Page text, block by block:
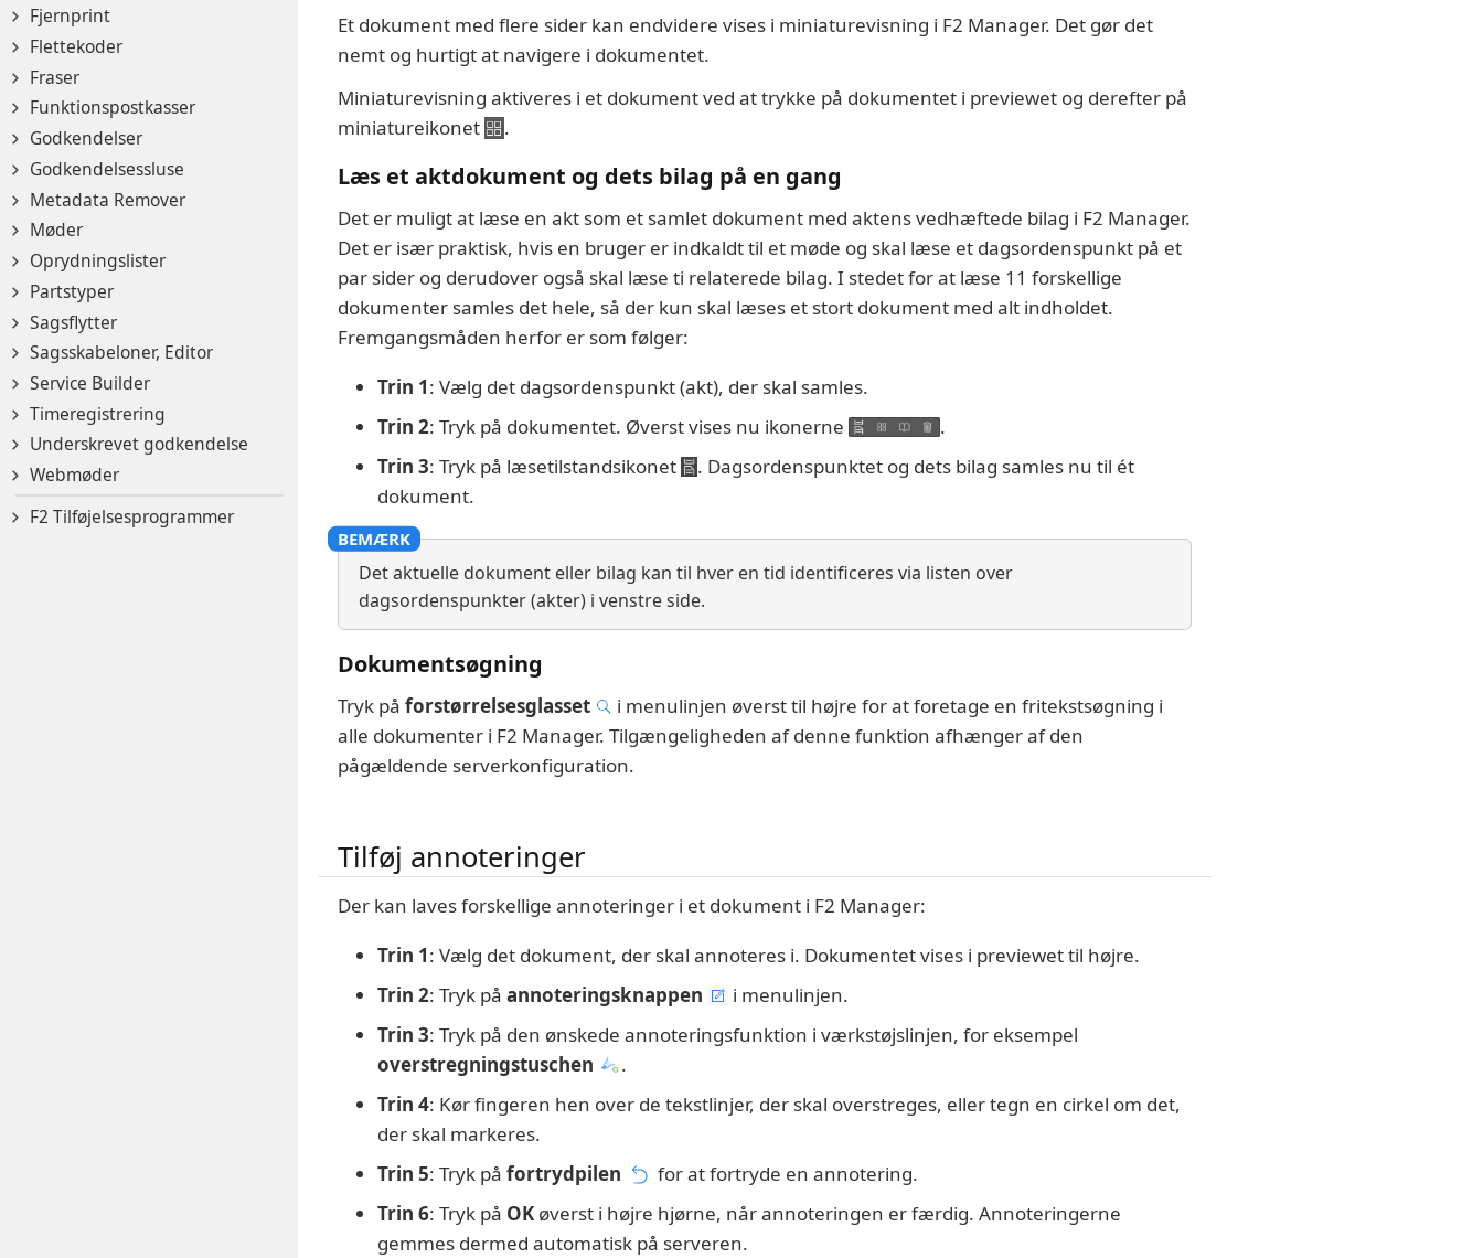
Fjernprint
Flettekoder
Fraser
Funktionspostkasser
Godkendelser
Godkendelsessluse
Metadata Remover
Møder
Oprydningslister
Partstyper
Sagsflytter
Sagsskabeloner, Editor
Service Builder
Timeregistrering
Underskrevet godkendelse
Webmøder
F2 Tilføjelsesprogrammer
Et dokument med flere sider kan endvidere vises i miniaturevisning i F2 Manager. Det gør det
nemt og hurtigt at navigere i dokumentet.
Miniaturevisning aktiveres i et dokument ved at trykke på dokumentet i previewet og derefter på
miniatureikonet
.
Læs et aktdokument og dets bilag på en gang
Det er muligt at læse en akt som et samlet dokument med aktens vedhæftede bilag i F2 Manager.
Det er især praktisk, hvis en bruger er indkaldt til et møde og skal læse et dagsordenspunkt på et
par sider og derudover også skal læse ti relaterede bilag. I stedet for at læse 11 forskellige
dokumenter samles det hele, så der kun skal læses et stort dokument med alt indholdet.
Fremgangsmåden herfor er som følger:
Trin 1: Vælg det dagsordenspunkt (akt), der skal samles.
Trin 2: Tryk på dokumentet. Øverst vises nu ikonerne
.
Trin 3: Tryk på læsetilstandsikonet
. Dagsordenspunktet og dets bilag samles nu til ét
dokument.
Det aktuelle dokument eller bilag kan til hver en tid identificeres via listen over
dagsordenspunkter (akter) i venstre side.
Dokumentsøgning
Tryk på forstørrelsesglasset
i menulinjen øverst til højre for at foretage en fritekstsøgning i
alle dokumenter i F2 Manager. Tilgængeligheden af denne funktion afhænger af den
pågældende serverkonfiguration.
Tilføj annoteringer
Der kan laves forskellige annoteringer i et dokument i F2 Manager:
Trin 1: Vælg det dokument, der skal annoteres i. Dokumentet vises i previewet til højre.
Trin 2: Tryk på annoteringsknappen
i menulinjen.
Trin 3: Tryk på den ønskede annoteringsfunktion i værkstøjslinjen, for eksempel
overstregningstuschen
.
Trin 4: Kør fingeren hen over de tekstlinjer, der skal overstreges, eller tegn en cirkel om det,
der skal markeres.
Trin 5: Tryk på fortrydpilen
for at fortryde en annotering.
Trin 6: Tryk på OK øverst i højre hjørne, når annoteringen er færdig. Annoteringerne
gemmes dermed automatisk på serveren.